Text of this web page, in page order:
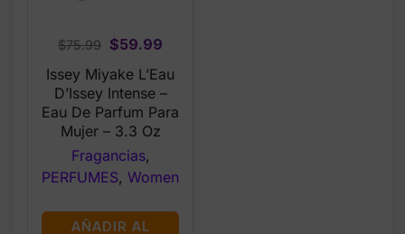
$75.99 Original
price
was:
$75.99.
$59.99
$59.99.
Issey Miyake L’Eau
D’Issey Intense –
Eau De Parfum Para
Mujer – 3.3 Oz
Fragancias,
PERFUMES, Women
AÑADIR AL